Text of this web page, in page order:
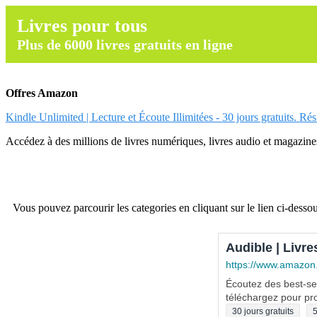
Livres pour tous
Plus de 6000 livres gratuits en ligne
Offres Amazon
Kindle Unlimited | Lecture et Écoute Illimitées - 30 jours gratuits.
Accédez à des millions de livres numériques, livres audio et
Vous pouvez parcourir les categories en cliquant sur le lien ci-
Audible |
https://
Écoutez des best-
téléchargez pour
30 jours gratuits